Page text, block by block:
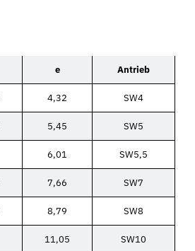
e Antrieb
4,32 SW4
5,45 SW5
6,01 SW5,5
7,66 SW7
8,79 SW8
11,05 SW10